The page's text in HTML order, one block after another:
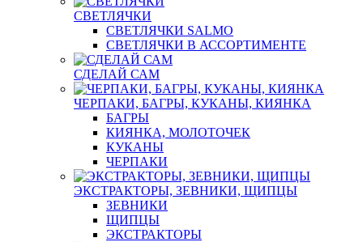
СВЕТЛЯЧКИ
СВЕТЛЯЧКИ SALMO
СВЕТЛЯЧКИ В АССОРТИМЕНТЕ
СДЕЛАЙ САМ
ЧЕРПАКИ, БАГРЫ, КУКАНЫ, КИЯНКА
БАГРЫ
КИЯНКА, МОЛОТОЧЕК
КУКАНЫ
ЧЕРПАКИ
ЭКСТРАКТОРЫ, ЗЕВНИКИ, ЩИПЦЫ
ЗЕВНИКИ
ЩИПЦЫ
ЭКСТРАКТОРЫ